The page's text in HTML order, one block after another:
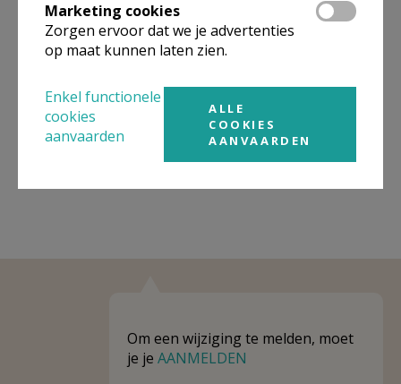
Niet gevonden wat je zocht? Hier vind je
links naar kerken, eventueel van andere
organisaties, in de buurt.
Kerken in of nabij
DIKKEBUS
Om een wijziging te melden, moet
je je AANMELDEN
Marketing cookies
Zorgen ervoor dat we je advertenties
op maat kunnen laten zien.
Enkel functionele
cookies
aanvaarden
ALLE
COOKIES
AANVAARDEN